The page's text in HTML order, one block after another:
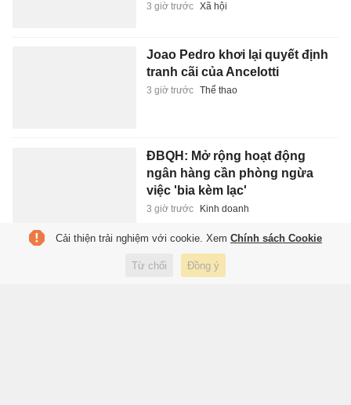
3 giờ trước Xã hội
Joao Pedro khơi lại quyết định
tranh cãi của Ancelotti
3 giờ trước Thể thao
ĐBQH: Mở rộng hoạt động
ngân hàng cần phòng ngừa
việc 'bia kèm lạc'
3 giờ trước Kinh doanh
Hơn 1.000 người dự giải chạy
tại TP.HCM
Cải thiện trải nghiệm với cookie. Xem Chính sách Cookie
Từ chối Đồng ý